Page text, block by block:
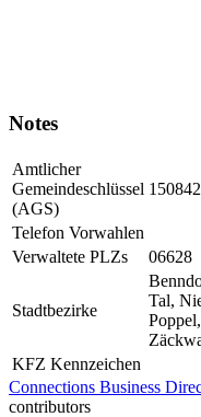
Notes
Amtlicher
Gemeindeschlüssel
(AGS)
Telefon Vorwahlen
Verwaltete PLZs
06628
Stadtbezirke
Tal,
KFZ Kennzeichen
Connections Business
contributors